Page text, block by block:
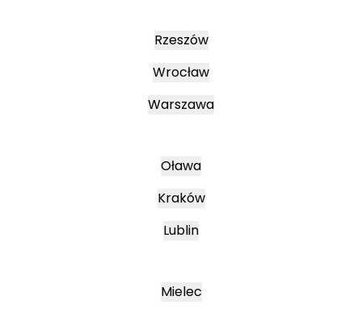
Rzeszów
Wrocław
Warszawa
Oława
Kraków
Lublin
Mielec